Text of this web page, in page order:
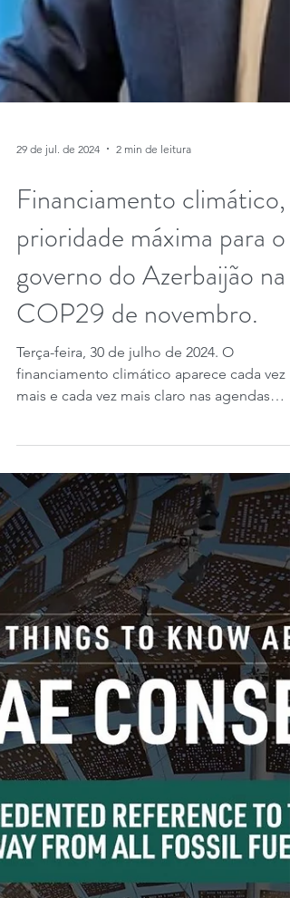
29 de jul. de 2024 2 min de leitura
Financiamento climático,
prioridade máxima para o
governo do Azerbaijão na
COP29 de novembro.
Terça-feira, 30 de julho de 2024. O